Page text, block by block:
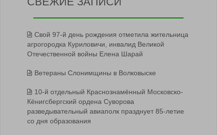
Свой 97-й день рождения отметила жительница
агрогородка Куриловичи, инвалид Великой
Отечественной войны Елена Шарай
Ветераны Слонимщины в Волковыске
10-й отдельный Краснознамённый Московско-
Кёнигсбергский ордена Суворова
разведывательный авиаполк празднует 85-летие
со дня образования